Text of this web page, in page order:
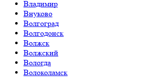
Владимир
Внуково
Волгоград
Волгодонск
Волжск
Волжский
Вологда
Волоколамск